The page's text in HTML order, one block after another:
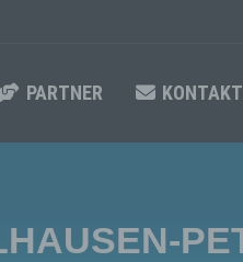
PARTNER KONTAKT